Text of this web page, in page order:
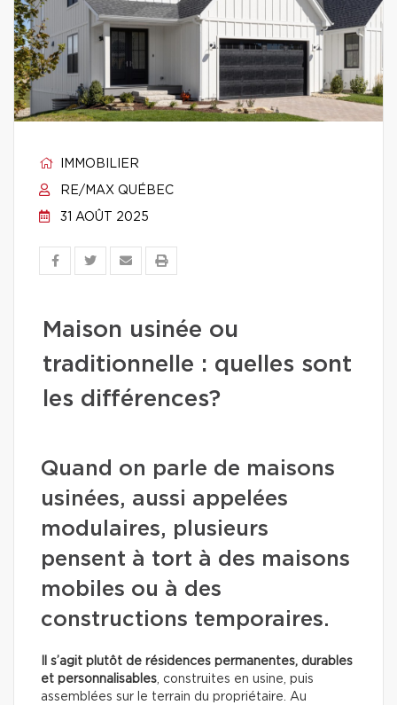
IMMOBILIER
RE/MAX QUÉBEC
31 AOÛT 2025
Maison usinée ou
traditionnelle : quelles sont
les différences?
Quand on parle de maisons
usinées, aussi appelées
modulaires, plusieurs
pensent à tort à des maisons
mobiles ou à des
constructions temporaires.
Il s’agit plutôt de résidences permanentes, durables
et personnalisables, construites en usine, puis
assemblées sur le terrain du propriétaire. Au